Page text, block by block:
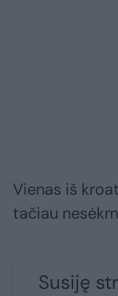
Vienas iš
tačiau
Susiję